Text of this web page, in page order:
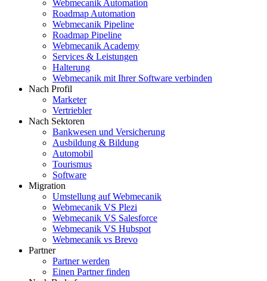
Webmecanik Automation
Roadmap Automation
Webmecanik Pipeline
Roadmap Pipeline
Webmecanik Academy
Services & Leistungen
Halterung
Webmecanik mit Ihrer Software verbinden
Nach Profil
Marketer
Vertriebler
Nach Sektoren
Bankwesen und Versicherung
Ausbildung & Bildung
Automobil
Tourismus
Software
Migration
Umstellung auf Webmecanik
Webmecanik VS Plezi
Webmecanik VS Salesforce
Webmecanik VS Hubspot
Webmecanik vs Brevo
Partner
Partner werden
Einen Partner finden